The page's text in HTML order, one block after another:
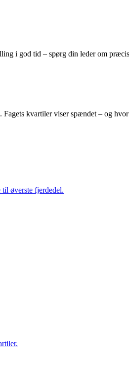
i god tid – spørg din leder om
kvartiler viser spændet – og
øverste fjerdedel.